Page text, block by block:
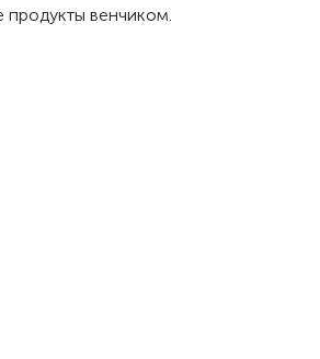
продукты венчиком.